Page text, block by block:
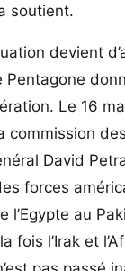
soutient.
devient
Pentagone
Le 16
commission
David
forces
l’Egypte au
fois l’Irak et